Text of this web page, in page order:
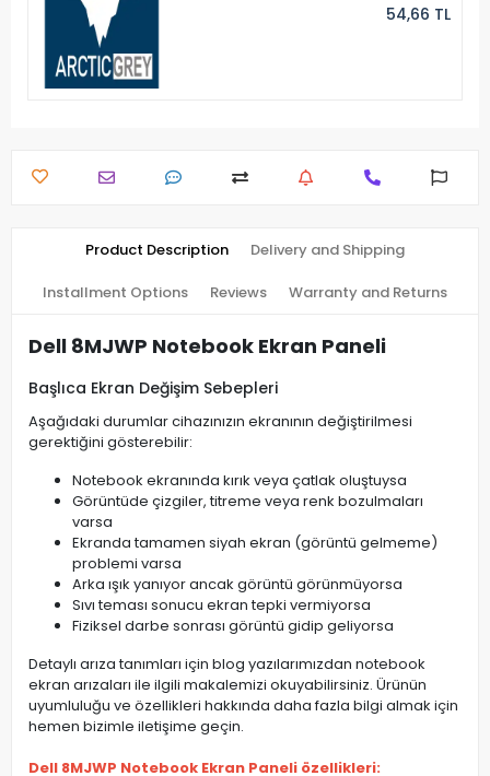
54,66 TL
Product Description Delivery and Shipping
Installment Options Reviews Warranty and Returns
Dell 8MJWP Notebook Ekran Paneli
Başlıca Ekran Değişim Sebepleri
Aşağıdaki durumlar cihazınızın ekranının değiştirilmesi
gerektiğini gösterebilir:
Notebook ekranında kırık veya çatlak oluştuysa
Görüntüde çizgiler, titreme veya renk bozulmaları
varsa
Ekranda tamamen siyah ekran (görüntü gelmeme)
problemi varsa
Arka ışık yanıyor ancak görüntü görünmüyorsa
Sıvı teması sonucu ekran tepki vermiyorsa
Fiziksel darbe sonrası görüntü gidip geliyorsa
Detaylı arıza tanımları için blog yazılarımızdan notebook
ekran arızaları ile ilgili makalemizi okuyabilirsiniz. Ürünün
uyumluluğu ve özellikleri hakkında daha fazla bilgi almak için
hemen bizimle iletişime geçin.
Dell 8MJWP Notebook Ekran Paneli özellikleri: